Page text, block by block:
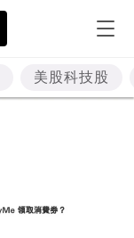
美股科技股